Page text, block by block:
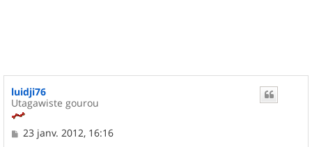
luidji76
Utagawiste gourou
M
23 janv. 2012, 16:16